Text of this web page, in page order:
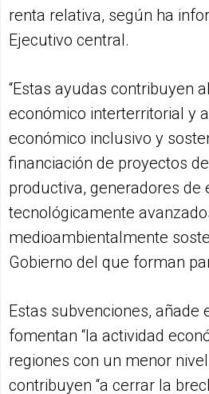
renta relativa, según ha
Ejecutivo central.
“Estas ayudas contribuyen
económico interterritorial y
económico inclusivo y
financiación de proyectos
productiva, generadores de
tecnológicamente
medioambientalmente
Gobierno del que forman
Estas subvenciones, añade
fomentan “la actividad
regiones con un menor
contribuyen “a cerrar la